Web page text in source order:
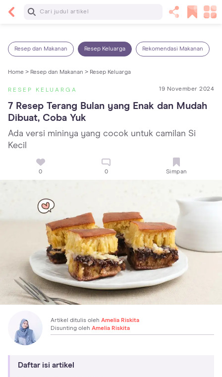
Baca Selanjutnya
Resep dan Makanan Resep Keluarga Rekomendasi Makanan
Home > Resep dan Makanan > Resep Keluarga
RESEP KELUARGA 19 November 2024
7 Resep Terang Bulan yang Enak dan Mudah
Dibuat, Coba Yuk
Ada versi mininya yang cocok untuk camilan Si
Kecil
0 0 Simpan
Artikel ditulis oleh Amelia Riskita
Disunting oleh Amelia Riskita
Daftar isi artikel